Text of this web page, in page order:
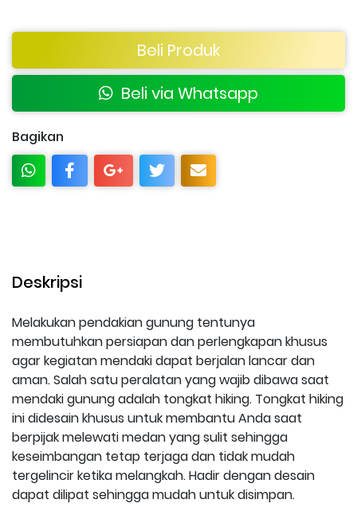
Beli Produk
Beli via Whatsapp
Bagikan
Deskripsi
Melakukan pendakian gunung tentunya
membutuhkan persiapan dan perlengkapan khusus
agar kegiatan mendaki dapat berjalan lancar dan
aman. Salah satu peralatan yang wajib dibawa saat
mendaki gunung adalah tongkat hiking. Tongkat hiking
ini didesain khusus untuk membantu Anda saat
berpijak melewati medan yang sulit sehingga
keseimbangan tetap terjaga dan tidak mudah
tergelincir ketika melangkah. Hadir dengan desain
dapat dilipat sehingga mudah untuk disimpan.